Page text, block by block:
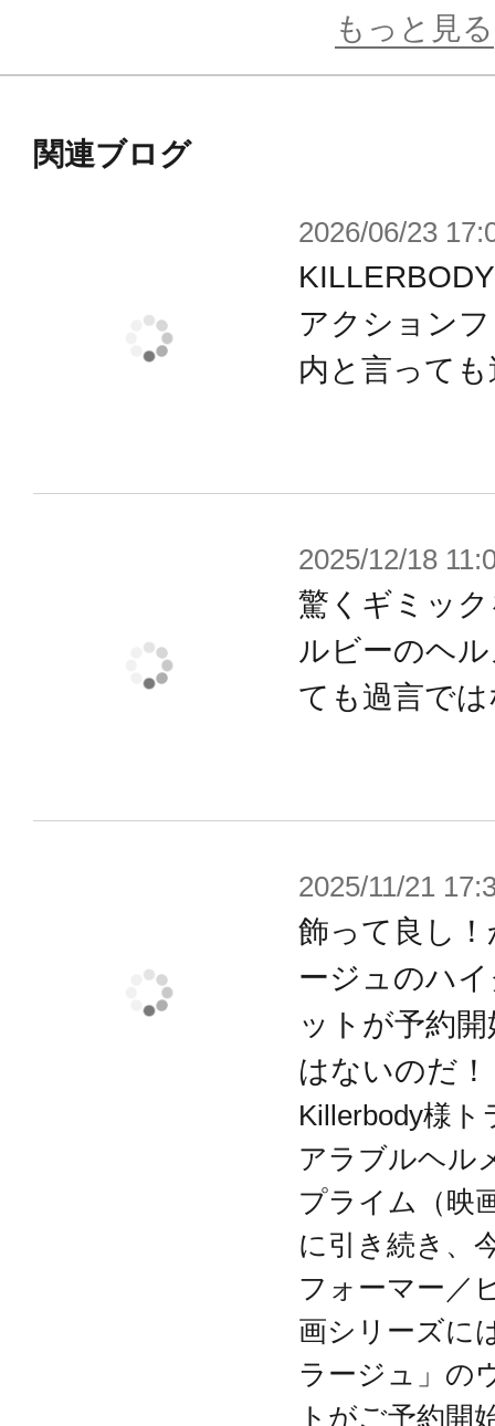
ンスフォームサウンドが流れます。
1. I am Optimus Prime, leader of the
4. You must protect the planet.
5. My name is Optimus Prime. We
organisms from the planet Cybertron.
8. We will fight on.
ライトの点灯やモード切り替え、セ
ットマークを模したリモコン、タッ
での音声コントロールで操作できま
別売のヘルメットスタンドを使用し
ィスプレイが可能です。
【商品仕様】
1．ヘルメットとして装着が可能
2．モードとアイライトを切り替え
3．モードとアイライトを切り替え
4．タッチコントロールでモードと
5．モードとアイライトを切り替え
6．バトルモードに切り替える
7．赤/青のアイLEDライト
8．トランスフォームの効果音
もっと見る
関連ブログ
2026/06/23
アクション
内と言って
2025/12/18
驚くギミッ
ルビーのヘ
ても過言で
2025/11/21
飾って良し
ージュのハ
ットが予約
はないのだ！
Killerbody様
アラブルヘル
プライム（映
に引き続き、
フォーマー／
画シリーズに
ラージュ」の
トがご予約開